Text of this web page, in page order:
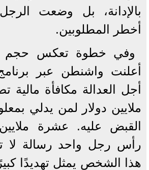
بالإدانة، بل وضعت
أخطر المطلوبين.
وفي خطوة تعكس حجم
أعلنت واشنطن عبر
أجل العدالة مكافأة
ملايين دولار لمن يدلي
القبض عليه. عشرة
رأس رجل واحد رسالة لا
هذا الشخص يمثل تهديدًا